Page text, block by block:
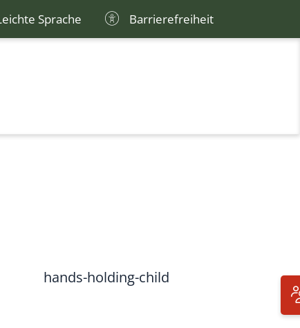
Sprache Barrierefreiheit
hands-holding-child